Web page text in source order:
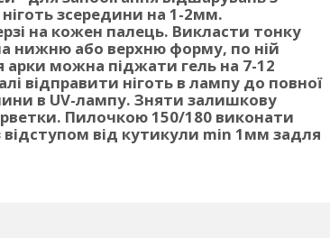
зсередини на 1-2мм.
на кожен палець. Викласти тонку
нижню або верхню форму, по ній
арки можна піджати гель на 7-12
відправити ніготь в лампу до повної
в UV-лампу. Зняти залишкову
Пилочкою 150/180 виконати
відступом від кутикули min 1мм задля